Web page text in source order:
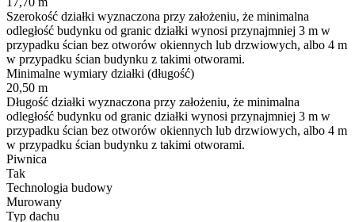
Szerokość działki wyznaczona przy założeniu, że minimalna
odległość budynku od granic działki wynosi przynajmniej 3 m w
przypadku ścian bez otworów okiennych lub drzwiowych, albo 4 m
w przypadku ścian budynku z takimi otworami.
Minimalne wymiary działki (długość)
20,50 m
Długość działki wyznaczona przy założeniu, że minimalna
odległość budynku od granic działki wynosi przynajmniej 3 m w
przypadku ścian bez otworów okiennych lub drzwiowych, albo 4 m
w przypadku ścian budynku z takimi otworami.
Piwnica
Tak
Technologia budowy
Murowany
Typ dachu